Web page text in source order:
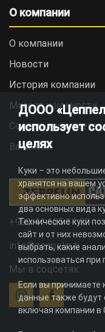
О компании
О компании
Новости
История компании
Миссия и ценности
Социальная
Вакансии
+992 44 625 11 22
info@zeppelin.tj
Мы в соцсетях:
ДООО
использует
целях
Куки – это
хранятся на вашем
эффективно
два основных вида
Технические куки
сайт и от них
выбрать, какие
использоваться при
Если вы принимаете
данные также будут
включая компании в